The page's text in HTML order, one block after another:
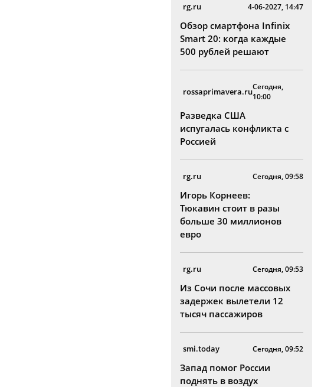
rg.ru 4-06-2027, 14:47
Обзор смартфона Infinix
Smart 20: когда каждые
500 рублей решают
rossaprimavera.ruСегодня,
10:00
Разведка США
испугалась конфликта с
Россией
rg.ru Сегодня, 09:58
Игорь Корнеев:
Тюкавин стоит в разы
больше 30 миллионов
евро
rg.ru Сегодня, 09:53
Из Сочи после массовых
задержек вылетели 12
тысяч пассажиров
smi.today Сегодня, 09:52
Запад помог России
поднять в воздух